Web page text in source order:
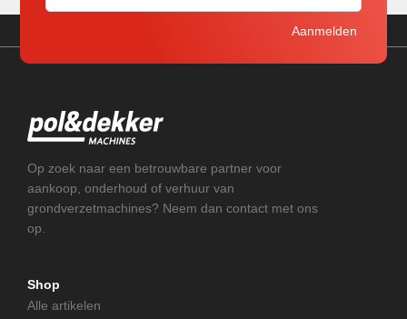
Op zoek naar een betrouwbare partner voor
aankoop, onderhoud of verhuur van
grondverzetmachines? Neem dan contact met ons
op.
Shop
Alle artikelen